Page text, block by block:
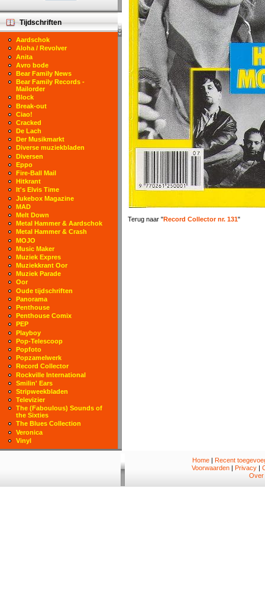
Terug naar "Record Collector nr. 131"
Tijdschriften
Aardschok
Aloha / Revolver
Anita
Avro bode
Bear Family News
Bear Family Records -
Mailorder
Block
Break-out
Ciao!
Cracked
De Lach
Der Musikmarkt
Diverse muziekbladen
Diversen
Eppo
Fire-Ball Mail
Hitkrant
It's Elvis Time
Jukebox Magazine
MAD
Melt Down
Metal Hammer & Aardschok
Metal Hammer & Crash
MOJO
Music Maker
Muziek Expres
Muziekkrant Oor
Muziek Parade
Oor
Oude tijdschriften
Panorama
Penthouse
Penthouse Comix
PEP
Playboy
Pop-Telescoop
Popfoto
Popzamelwerk
Record Collector
Rockville International
Smilin' Ears
Stripweekbladen
Televizier
The (Faboulous) Sounds of
the Sixties
The Blues Collection
Veronica
Vinyl
Home| Recent
Voorwaarden | Privacy |
Over